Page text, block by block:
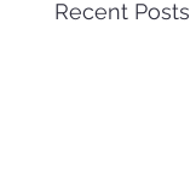
Recent Posts